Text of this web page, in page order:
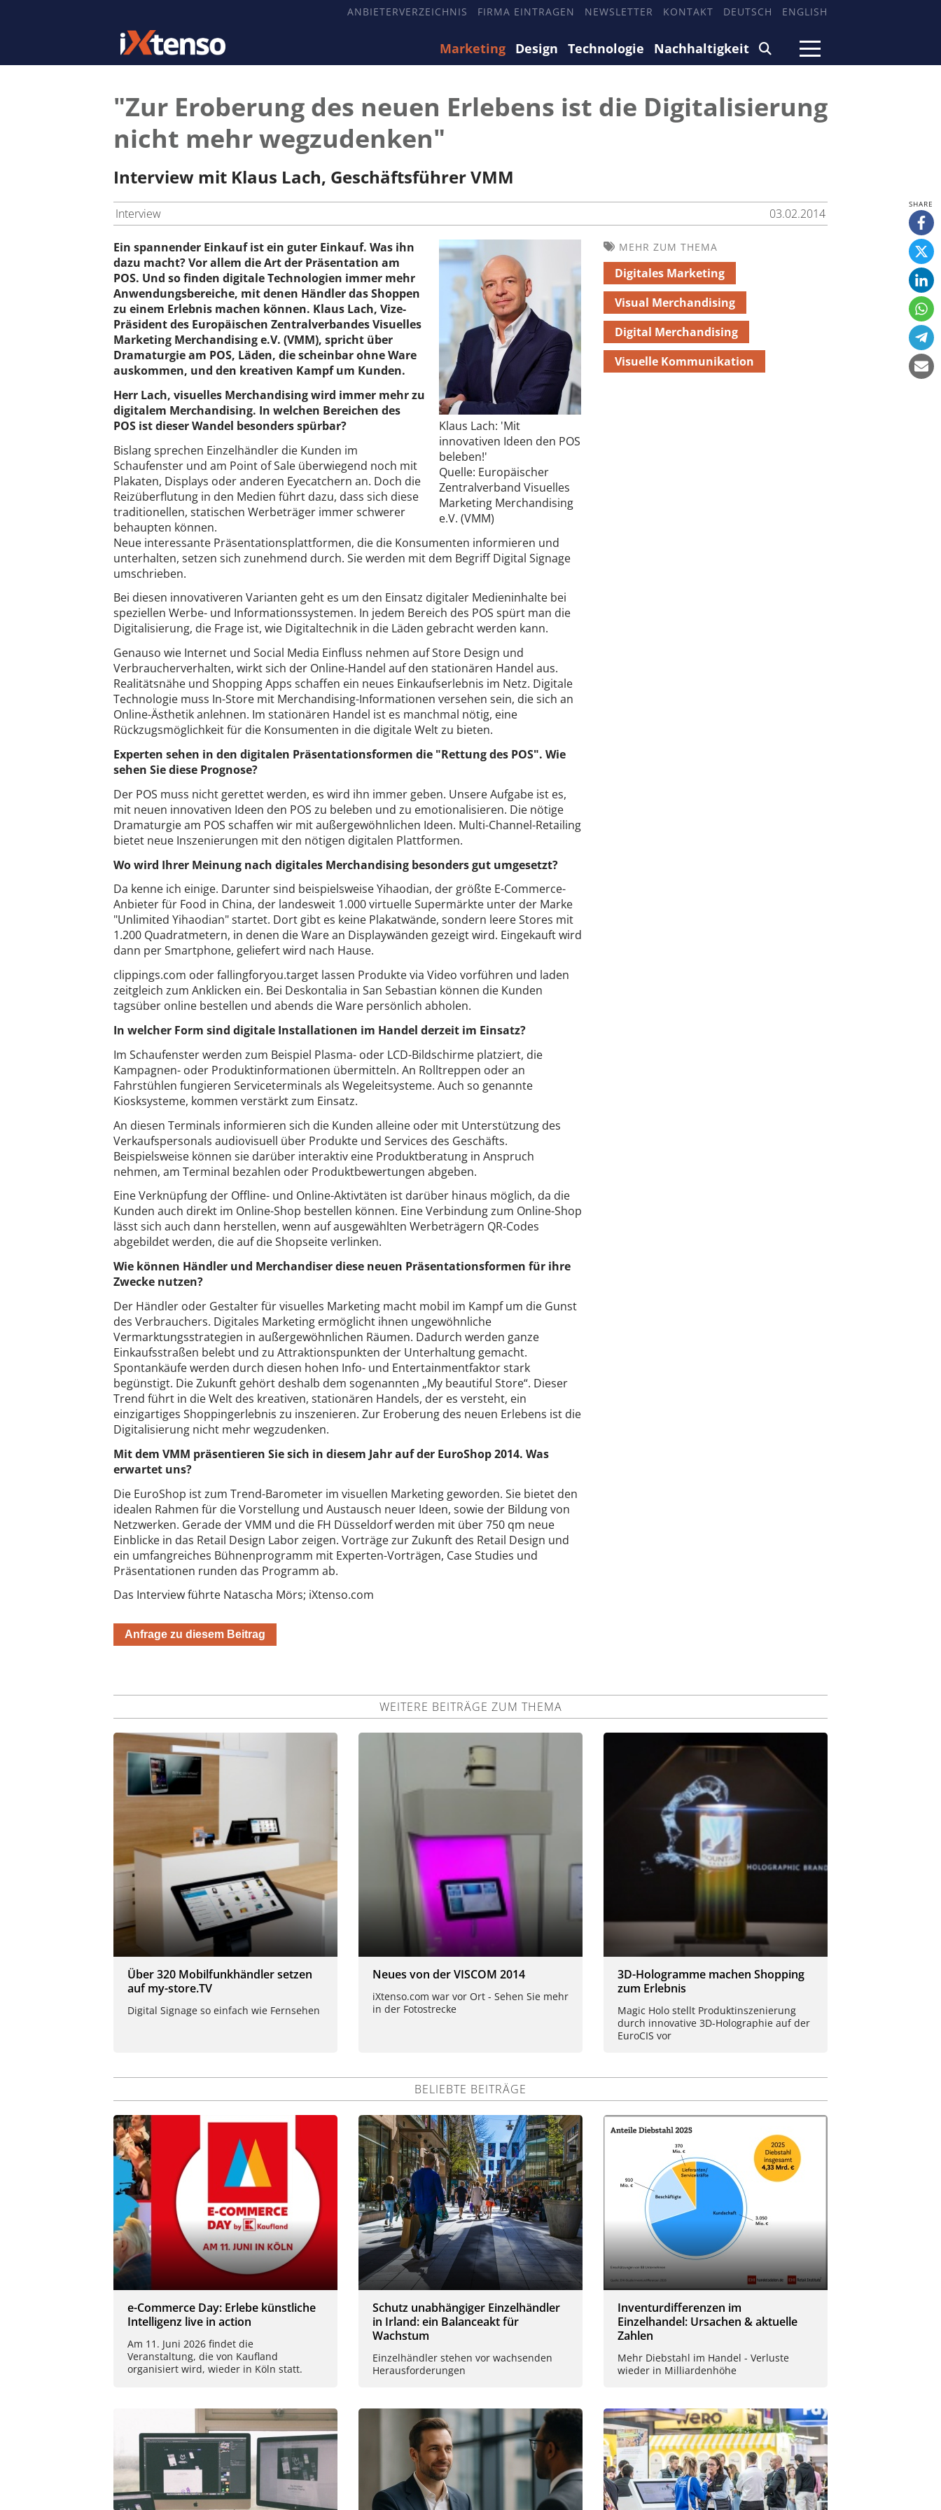
ANBIETERVERZEICHNIS FIRMA EINTRAGEN NEWSLETTER KONTAKT DEUTSCH ENGLISH
Marketing Design Technologie Nachhaltigkeit
"Zur Eroberung des neuen Erlebens ist die Digitalisierung
nicht mehr wegzudenken"
Interview mit Klaus Lach, Geschäftsführer VMM
Interview 03.02.2014
Klaus Lach: 'Mit
innovativen Ideen den POS
beleben!'
Quelle: Europäischer
Zentralverband Visuelles
Marketing Merchandising
e.V. (VMM)
Ein spannender Einkauf ist ein guter Einkauf. Was ihn
dazu macht? Vor allem die Art der Präsentation am
POS. Und so finden digitale Technologien immer mehr
Anwendungsbereiche, mit denen Händler das Shoppen
zu einem Erlebnis machen können. Klaus Lach, Vize-
Präsident des Europäischen Zentralverbandes Visuelles
Marketing Merchandising e.V. (VMM), spricht über
Dramaturgie am POS, Läden, die scheinbar ohne Ware
auskommen, und den kreativen Kampf um Kunden.
Herr Lach, visuelles Merchandising wird immer mehr zu
digitalem Merchandising. In welchen Bereichen des
POS ist dieser Wandel besonders spürbar?
Bislang sprechen Einzelhändler die Kunden im
Schaufenster und am Point of Sale überwiegend noch mit
Plakaten, Displays oder anderen Eyecatchern an. Doch die
Reizüberflutung in den Medien führt dazu, dass sich diese
traditionellen, statischen Werbeträger immer schwerer
behaupten können.
Neue interessante Präsentationsplattformen, die die Konsumenten informieren und
unterhalten, setzen sich zunehmend durch. Sie werden mit dem Begriff Digital Signage
umschrieben.
Bei diesen innovativeren Varianten geht es um den Einsatz digitaler Medieninhalte bei
speziellen Werbe- und Informationssystemen. In jedem Bereich des POS spürt man die
Digitalisierung, die Frage ist, wie Digitaltechnik in die Läden gebracht werden kann.
Genauso wie Internet und Social Media Einfluss nehmen auf Store Design und
Verbraucherverhalten, wirkt sich der Online-Handel auf den stationären Handel aus.
Realitätsnähe und Shopping Apps schaffen ein neues Einkaufserlebnis im Netz. Digitale
Technologie muss In-Store mit Merchandising-Informationen versehen sein, die sich an
Online-Ästhetik anlehnen. Im stationären Handel ist es manchmal nötig, eine
Rückzugsmöglichkeit für die Konsumenten in die digitale Welt zu bieten.
Experten sehen in den digitalen Präsentationsformen die "Rettung des POS". Wie
sehen Sie diese Prognose?
Der POS muss nicht gerettet werden, es wird ihn immer geben. Unsere Aufgabe ist es,
mit neuen innovativen Ideen den POS zu beleben und zu emotionalisieren. Die nötige
Dramaturgie am POS schaffen wir mit außergewöhnlichen Ideen. Multi-Channel-Retailing
bietet neue Inszenierungen mit den nötigen digitalen Plattformen.
Wo wird Ihrer Meinung nach digitales Merchandising besonders gut umgesetzt?
Da kenne ich einige. Darunter sind beispielsweise Yihaodian, der größte E-Commerce-
Anbieter für Food in China, der landesweit 1.000 virtuelle Supermärkte unter der Marke
"Unlimited Yihaodian" startet. Dort gibt es keine Plakatwände, sondern leere Stores mit
1.200 Quadratmetern, in denen die Ware an Displaywänden gezeigt wird. Eingekauft wird
dann per Smartphone, geliefert wird nach Hause.
clippings.com oder fallingforyou.target lassen Produkte via Video vorführen und laden
zeitgleich zum Anklicken ein. Bei Deskontalia in San Sebastian können die Kunden
tagsüber online bestellen und abends die Ware persönlich abholen.
In welcher Form sind digitale Installationen im Handel derzeit im Einsatz?
Im Schaufenster werden zum Beispiel Plasma- oder LCD-Bildschirme platziert, die
Kampagnen- oder Produktinformationen übermitteln. An Rolltreppen oder an
Fahrstühlen fungieren Serviceterminals als Wegeleitsysteme. Auch so genannte
Kiosksysteme, kommen verstärkt zum Einsatz.
An diesen Terminals informieren sich die Kunden alleine oder mit Unterstützung des
Verkaufspersonals audiovisuell über Produkte und Services des Geschäfts.
Beispielsweise können sie darüber interaktiv eine Produktberatung in Anspruch
nehmen, am Terminal bezahlen oder Produktbewertungen abgeben.
Eine Verknüpfung der Offline- und Online-Aktivtäten ist darüber hinaus möglich, da die
Kunden auch direkt im Online-Shop bestellen können. Eine Verbindung zum Online-Shop
lässt sich auch dann herstellen, wenn auf ausgewählten Werbeträgern QR-Codes
abgebildet werden, die auf die Shopseite verlinken.
Wie können Händler und Merchandiser diese neuen Präsentationsformen für ihre
Zwecke nutzen?
Der Händler oder Gestalter für visuelles Marketing macht mobil im Kampf um die Gunst
des Verbrauchers. Digitales Marketing ermöglicht ihnen ungewöhnliche
Vermarktungsstrategien in außergewöhnlichen Räumen. Dadurch werden ganze
Einkaufsstraßen belebt und zu Attraktionspunkten der Unterhaltung gemacht.
Spontankäufe werden durch diesen hohen Info- und Entertainmentfaktor stark
begünstigt. Die Zukunft gehört deshalb dem sogenannten „My beautiful Store“. Dieser
Trend führt in die Welt des kreativen, stationären Handels, der es versteht, ein
einzigartiges Shoppingerlebnis zu inszenieren. Zur Eroberung des neuen Erlebens ist die
Digitalisierung nicht mehr wegzudenken.
Mit dem VMM präsentieren Sie sich in diesem Jahr auf der EuroShop 2014. Was
erwartet uns?
Die EuroShop ist zum Trend-Barometer im visuellen Marketing geworden. Sie bietet den
idealen Rahmen für die Vorstellung und Austausch neuer Ideen, sowie der Bildung von
Netzwerken. Gerade der VMM und die FH Düsseldorf werden mit über 750 qm neue
Einblicke in das Retail Design Labor zeigen. Vorträge zur Zukunft des Retail Design und
ein umfangreiches Bühnenprogramm mit Experten-Vorträgen, Case Studies und
Präsentationen runden das Programm ab.
Das Interview führte Natascha Mörs; iXtenso.com
Anfrage zu diesem Beitrag
MEHR ZUM THEMA
Digitales Marketing
Visual Merchandising
Digital Merchandising
Visuelle Kommunikation
WEITERE BEITRÄGE ZUM THEMA
Über 320 Mobilfunkhändler setzen
auf my-store.TV
Digital Signage so einfach wie Fernsehen
Neues von der VISCOM 2014
iXtenso.com war vor Ort - Sehen Sie mehr
in der Fotostrecke
3D-Hologramme machen Shopping
zum Erlebnis
Magic Holo stellt Produktinszenierung
durch innovative 3D-Holographie auf der
EuroCIS vor
BELIEBTE BEITRÄGE
e-Commerce Day: Erlebe künstliche
Intelligenz live in action
Am 11. Juni 2026 findet die
Veranstaltung, die von Kaufland
organisiert wird, wieder in Köln statt.
Schutz unabhängiger Einzelhändler
in Irland: ein Balanceakt für
Wachstum
Einzelhändler stehen vor wachsenden
Herausforderungen
Inventurdifferenzen im
Einzelhandel: Ursachen & aktuelle
Zahlen
Mehr Diebstahl im Handel - Verluste
wieder in Milliardenhöhe